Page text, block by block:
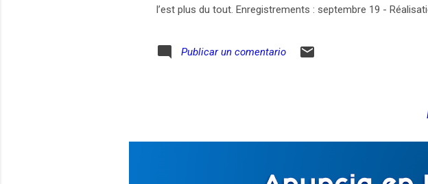
l’est plus du tout. Enregistrements : septembre 19 -
Publicar un comentario